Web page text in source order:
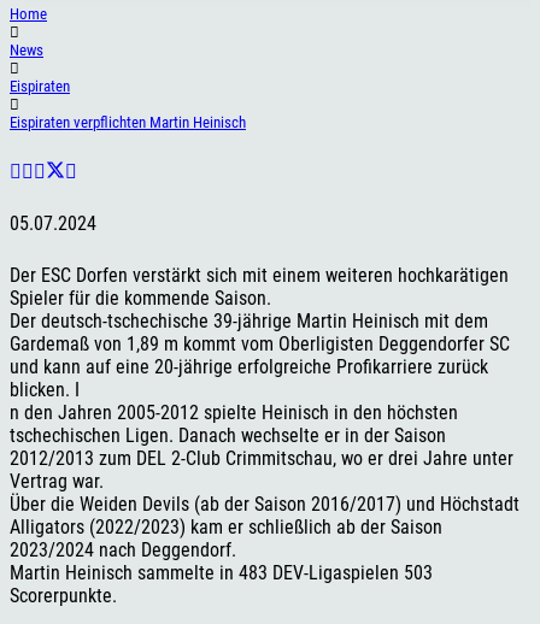
Home
News
Eispiraten
Eispiraten verpflichten Martin Heinisch
05.07.2024
Der ESC Dorfen verstärkt sich mit einem weiteren hochkarätigen
Spieler für die kommende Saison.
Der deutsch-tschechische 39-jährige Martin Heinisch mit dem
Gardemaß von 1,89 m kommt vom Oberligisten Deggendorfer SC
und kann auf eine 20-jährige erfolgreiche Profikarriere zurück
blicken. I
n den Jahren 2005-2012 spielte Heinisch in den höchsten
tschechischen Ligen. Danach wechselte er in der Saison
2012/2013 zum DEL 2-Club Crimmitschau, wo er drei Jahre unter
Vertrag war.
Über die Weiden Devils (ab der Saison 2016/2017) und Höchstadt
Alligators (2022/2023) kam er schließlich ab der Saison
2023/2024 nach Deggendorf.
Martin Heinisch sammelte in 483 DEV-Ligaspielen 503
Scorerpunkte.